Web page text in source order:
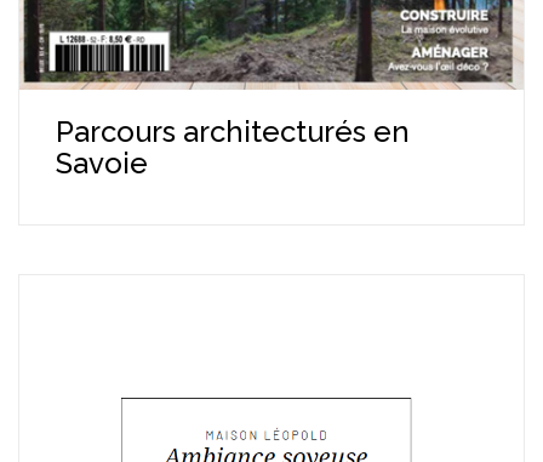
Parcours architecturés en
Savoie